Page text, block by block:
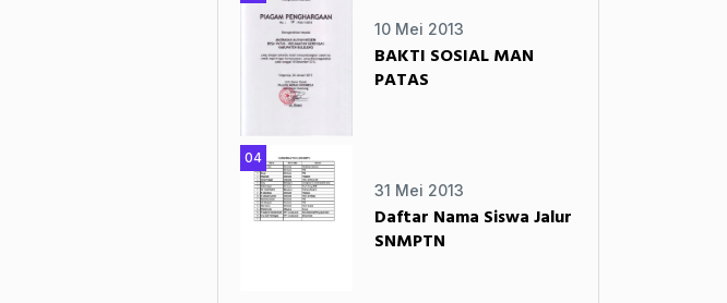
10 Mei 2013
BAKTI SOSIAL MAN
PATAS
04
31 Mei 2013
Daftar Nama Siswa Jalur
SNMPTN